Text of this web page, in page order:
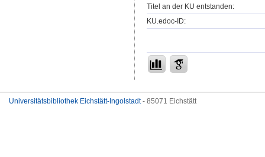
Titel an der KU entstanden:
KU.edoc-ID:
Universitätsbibliothek Eichstätt-Ingolstadt- 85071 Eichstätt